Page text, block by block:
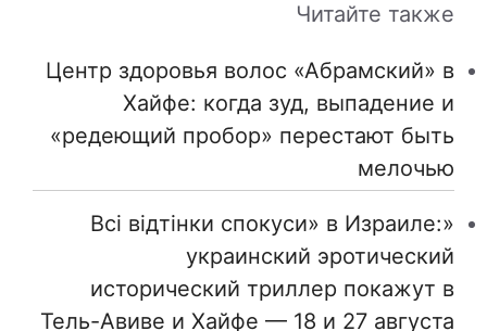
Читайте также
Центр здоровья волос «Абрaмский» в
Хайфе: когда зуд, выпадение и
«редеющий пробор» перестают быть
мелочью
«Всі відтінки спокуси» в Израиле:
украинский эротический
исторический триллер покажут в
Тель-Авиве и Хайфе — 18 и 27 августа